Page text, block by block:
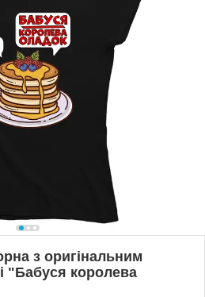
з оригінальним
"Бабуся королева